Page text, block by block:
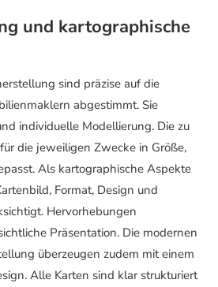
und kartographische
sind präzise auf die
abgestimmt. Sie
individuelle Modellierung. Die zu
die jeweiligen Zwecke in Größe,
Als kartographische Aspekte
Format, Design und
Hervorhebungen
Präsentation. Die modernen
überzeugen zudem mit einem
Alle Karten sind klar strukturiert